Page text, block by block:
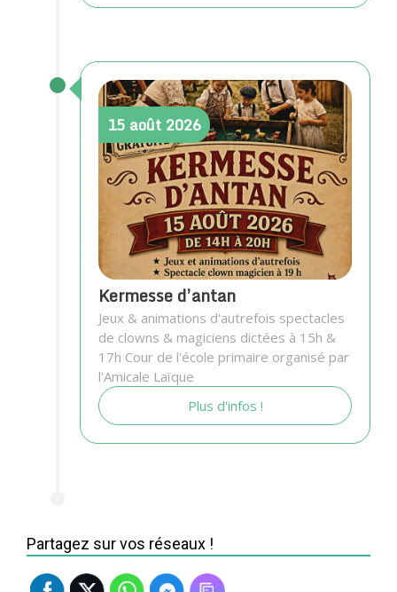
15 août 2026
Kermesse d’antan
Jeux & animations d'autrefois spectacles
de clowns & magiciens dictées à 15h &
17h Cour de l'école primaire organisé par
l'Amicale Laïque
Plus d'infos !
Partagez sur vos réseaux !